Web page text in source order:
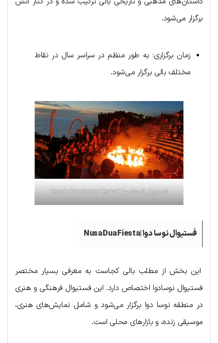
برگزار می‌شود.
زمان برگزاری: به طور منظم در سراسر سال در نقاط
مختلف بالی برگزار می‌شود.
فستیوال کسه‌کسه| Kecak Fire Dance Festival
فستیوال نوسا دوا |Nusa Dua Fiesta
این بخش از مطلب بالی کجاست به معرفی بسیار مختصر
فستیوال نوسادوا اختصاص دارد. این فستیوال فرهنگی و هنری
در منطقه نوسا دوا برگزار می‌شود و شامل نمایش‌های هنری،
موسیقی زنده، و بازارهای محلی است.